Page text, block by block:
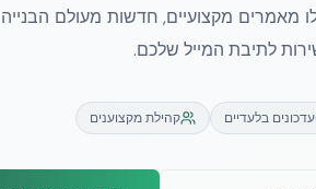
מאמרים מקצועיים, חדשות מעולם הבנייה
לתיבת המייל שלכם.
עדכונים בלעדיים קהילת מקצוענים